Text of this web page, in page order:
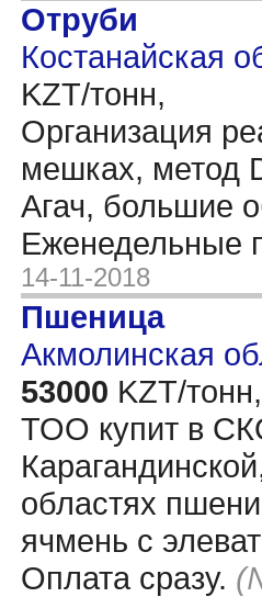
Отруби
Костанайская
KZT/тонн,
Организация
мешках, метод
Агач, большие
Еженедельные
14-11-2018
Пшеница
Акмолинская
53000 KZT/тонн,
ТОО купит в
областях
ячмень с
Оплата сразу.